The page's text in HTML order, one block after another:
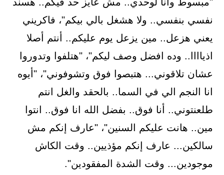
نفسي بنفسي.. ولا هشغل بالي بيكم"، فاكريني
يعني هزعل.. مين يزعل يوم عليكم.. أنتم أصلا
اذياااا.. وده افضل وصف ليكم"، "هتلفوا وتدوروا
عشان تلاقوني... هتبصوا فوق وتشوفوني"، "أيوه
انا النجم الي في السما.. بالحقد والغل انتم
طلعنتوني.. أنا فوق.. بفضل الله انا فوق.. انتوا
مين.. هانت عليكم السنين"، "عارف إنكم مش
سالكين... عارف إنكم مؤذيين.. وقت الكاش
موجودين... وقت الشدة المفقودين".